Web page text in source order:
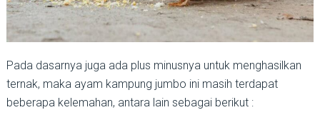
Pada dasarnya juga ada plus minusnya untuk menghasilkan
ternak, maka ayam kampung jumbo ini masih terdapat
beberapa kelemahan, antara lain sebagai berikut :